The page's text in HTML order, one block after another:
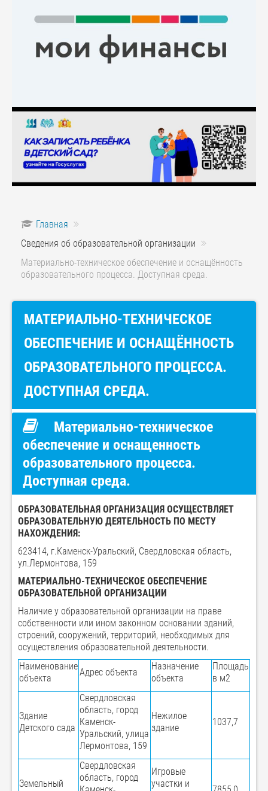
Главная
Сведения об образовательной организации
Материально-техническое обеспечение и оснащённость
образовательного процесса. Доступная среда.
МАТЕРИАЛЬНО-ТЕХНИЧЕСКОЕ
ОБЕСПЕЧЕНИЕ И ОСНАЩЁННОСТЬ
ОБРАЗОВАТЕЛЬНОГО ПРОЦЕССА.
ДОСТУПНАЯ СРЕДА.
Материально-техническое
обеспечение и оснащенность
образовательного процесса.
Доступная среда.
ОБРАЗОВАТЕЛЬНАЯ ОРГАНИЗАЦИЯ ОСУЩЕСТВЛЯЕТ
ОБРАЗОВАТЕЛЬНУЮ ДЕЯТЕЛЬНОСТЬ ПО МЕСТУ
НАХОЖДЕНИЯ:
623414, г.Каменск-Уральский, Свердловская область,
ул.Лермонтова, 159
МАТЕРИАЛЬНО-ТЕХНИЧЕСКОЕ ОБЕСПЕЧЕНИЕ
ОБРАЗОВАТЕЛЬНОЙ ОРГАНИЗАЦИИ
Наличие у образовательной организации на праве
собственности или ином законном основании зданий,
строений, сооружений, территорий, необходимых для
осуществления образовательной деятельности.
Наименование
объекта
Адрес объекта
Назначение
объекта
Площадь
в м2
Здание
Детского сада
Свердловская
область, город
Каменск-
Уральский, улица
Лермонтова, 159
Нежилое
здание
1037,7
Земельный
Свердловская
область, город
Игровые
участки и